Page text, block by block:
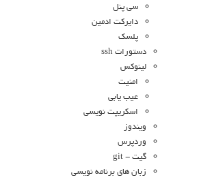
سی پنل
دایرکت ادمین
پلسک
دستورات ssh
لینوکس
امنیت
عیب یابی
اسکریپت نویسی
ویندوز
وردپرس
گیت - git
زبان های برنامه نویسی